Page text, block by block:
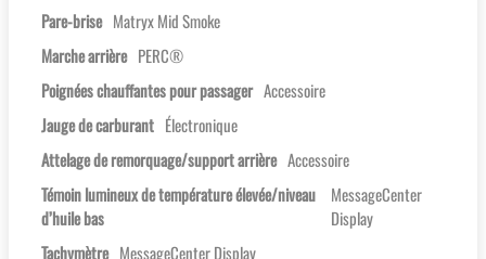
Pare-brise Matryx Mid Smoke
Marche arrière PERC®
Poignées chauffantes pour passager Accessoire
Jauge de carburant Électronique
Attelage de remorquage/support arrière Accessoire
Témoin lumineux de température élevée/niveau
d’huile bas
MessageCenter
Display
Tachymètre MessageCenter Display